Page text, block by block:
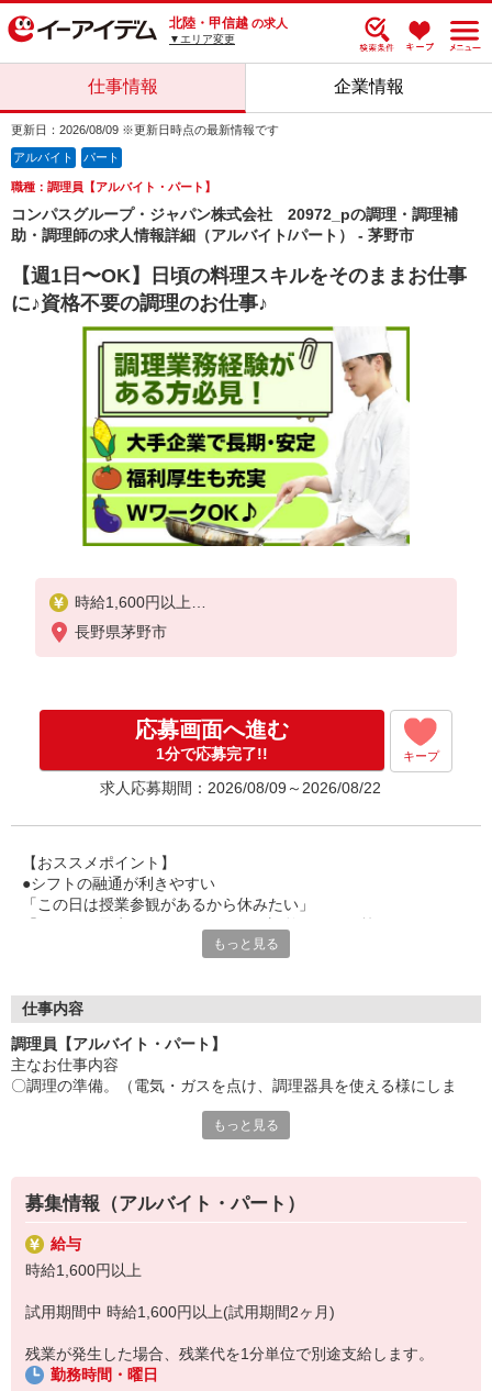
北陸・甲信越 の求人
▼エリア変更
仕事情報 企業情報
更新日：2026/08/09 ※更新日時点の最新情報です
アルバイト パート
職種：調理員【アルバイト・パート】
コンパスグループ・ジャパン株式会社 20972_pの調理・調理補
助・調理師の求人情報詳細（アルバイト/パート） - 茅野市
【週1日〜OK】日頃の料理スキルをそのままお仕事
に♪資格不要の調理のお仕事♪
時給1,600円以上
試用期間中 時給1,600円以上(試用期間2ヶ月)
ます。
長野県茅野市
応募画面へ進む
1分で応募完了!! キープ
求人応募期間：2026/08/09～2026/08/22
【おススメポイント】
●シフトの融通が利きやすい
「この日は授業参観があるから休みたい」
家庭や趣味の都合にも柔軟に対応しますので、お気軽にご相談く
●20代〜50代の幅広い年代のスタッフが活躍中
躍中
●安心の教育体制
入社後は先輩たちが優しくフォローしながら進めますので、
安心してお仕事を始められます。
【会社について】
給食受託の外資系大手企業、コンパスグループ・ジャパン。
全国約1,500ヵ所で「コントラクトフードサービス」を展開して
います
もっと見る
仕事内容
調理員【アルバイト・パート】
主なお仕事内容
〇調理の準備。（電気・ガスを点け、調理器具を使える様にしま
〇食材の確認と下ごしらえ（献立に合わせて皮むき等、下ごしらえ
「メイン担当」「副菜担当」「盛り付け担当」等、メニューや作業
ごとに
担当が決まっているため、ブランクがある方も安心♪
い慣れている方や、
もっと見る
募集情報（アルバイト・パート）
給与
時給1,600円以上
試用期間中 時給1,600円以上(試用期間2ヶ月)
残業が発生した場合、残業代を1分単位で別途支給します。
勤務時間・曜日